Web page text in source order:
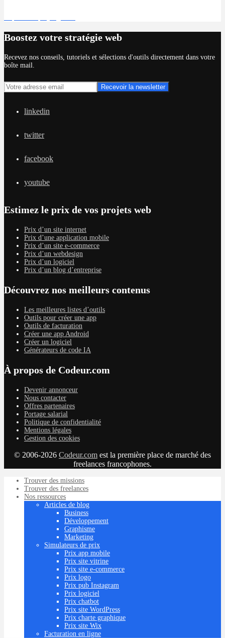
Boostez votre stratégie web
Recevez nos conseils, tutoriels et sélections d'outils directement dans votre
boîte mail.
linkedin
twitter
facebook
youtube
Estimez le prix de vos projets web
Prix d’un site internet
Prix d’une application mobile
Prix d’un site e-commerce
Prix d’un webdesign
Prix d’un logiciel
Prix d’un blog d’entreprise
Découvrez nos meilleurs contenus
Les meilleures listes d’outils
Outils pour créer une app
Outils de facturation
Créer une app Android
Créer un logiciel
Générateurs de code IA
À propos de Codeur.com
Devenir annonceur
Nous contacter
Offres partenaires
Portage salarial
Politique de confidentialité
Mentions légales
Gestion des cookies
© 2006-2026 Codeur.com est la première place de marché des
freelances francophones.
Trouver des missions
Trouver des freelances
Nos ressources
Articles de blog
Business
Développement
Graphisme
Marketing
Simulateurs de prix
Prix app mobile
Prix site vitrine
Prix site e-commerce
Prix logo
Prix pub Instagram
Prix logiciel
Prix chatbot
Prix site WordPress
Prix charte graphique
Prix site Wix
Facturation en ligne